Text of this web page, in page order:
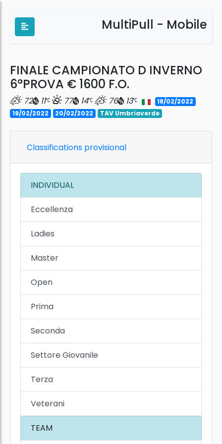
MultiPull - Mobile
FINALE CAMPIONATO D INVERNO
6°PROVA € 1600 F.O.
72 11 77 14 76 13
18/02/2022
19/02/2022
20/02/2022 TAV Umbriaverde
Classifications provisional
INDIVIDUAL
Eccellenza
Ladies
Master
Open
Prima
Seconda
Settore Giovanile
Terza
Veterani
TEAM